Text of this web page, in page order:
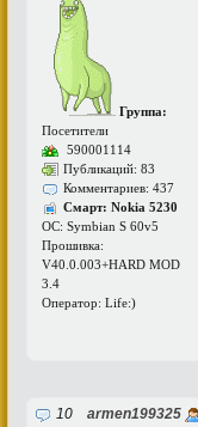
Группа:
Посетители
590001114
Публикаций: 83
Комментариев: 437
Смарт: Nokia 5230
ОС: Symbian S 60v5
Прошивка:
V40.0.003+HARD MOD
3.4
Оператор: Life:)
10 armen199325